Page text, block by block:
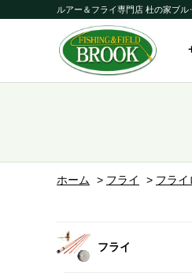
ルアー＆フライ専門店 杜の家ブ
ホーム > フライ > フライ
フライ